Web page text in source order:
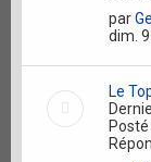
par
dim.
Le